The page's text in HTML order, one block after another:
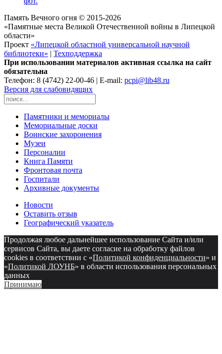
Память Вечного огня © 2015-2026
«Памятные места Великой Отечественной войны в Липецкой
области»
Проект «Липецкой областной универсальной научной
библиотеки»
Техподдержка
При использовании материалов активная ссылка на сайт
обязательна
Телефон: 8 (4742) 22-00-46 | E-mail: pcpi@lib48.ru
Версия для слабовидящих
Памятники и мемориалы
Мемориальные доски
Воинские захоронения
Музеи
Персоналии
Книга Памяти
Фронтовая почта
Госпитали
Архивные документы
Новости
Оставить отзыв
Географический указатель
Продолжая любое дальнейшее использование Сайта и/или
сервисов Сайта, вы даете согласие на обработку файлов
cookies в соответствии с «Политикой конфиденциальности» и
«Политикой ЛОУНБ» в области использования персональных
данных
Принимаю